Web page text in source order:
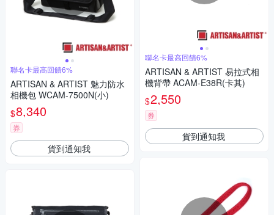
聯名卡最高回饋6%
ARTISAN & ARTIST 魅力防水
相機包 WCAM-7500N(小)
$8,340
券
貨到通知我
聯名卡最高回饋6%
ARTISAN & ARTIST 易拉式相
機背帶 ACAM-E38R(卡其)
$2,550
券
貨到通知我